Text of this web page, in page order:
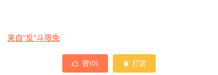
来自“反”斗限免
 赞(0)  打赏